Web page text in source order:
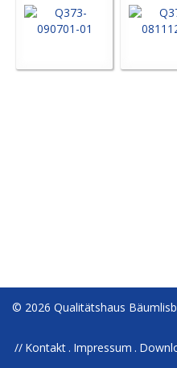
© 2026 Qualitätshaus
Kontakt Impressum